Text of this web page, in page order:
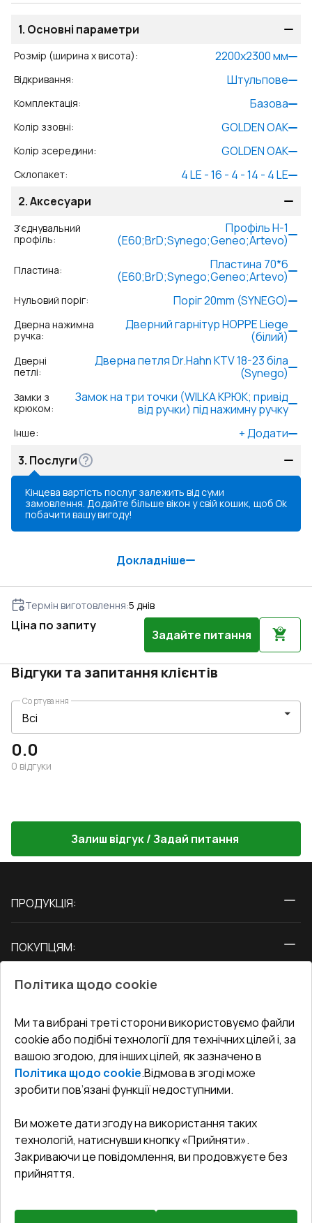
1. Основні параметри
Розмір (ширина x висота): 2200x2300мм
Відкривання: Штульпове
Комплектація: Базова
Колір ззовні: GOLDEN OAK
Колір зсередини: GOLDEN OAK
Склопакет:
4 LE - 16 - 4 - 14 - 4 LE
2.Аксесуари
З'єднувальний
профіль:
Профіль Н-1
(E60;BrD;Synego;Geneo;Artevo)
Пластина:
Пластина 70*6
(E60;BrD;Synego;Geneo;Artevo)
Нульовий поріг: Поріг 20mm (SYNEGO)
Дверна нажимна
ручка:
Дверний гарнітур HOPPE Liege
(білий)
Дверні
петлі:
Дверна петля Dr.Hahn KTV 18-23 біла
(Synego)
Замки з
крюком:
Замок на три точки (WILKA КРЮК; привід
від ручки) під нажимну ручку
Інше: +Додати
3. Послуги
Кінцева вартість послуг залежить від суми
замовлення. Додайте більше вікон у свій кошик, щоб
побачити вашу вигоду!
Ok
Докладніше
Термін виготовлення:5 днів
Ціна по запиту
Задайте питання
Відгуки та запитання клієнтів
0.0
0 відгуки
Сортування
Залиш відгук / Задай питання
ПРОДУКЦІЯ:
Двері
ПОКУПЦЯМ:
Блог
Адреса гіпермаркета
Як правильно заміряти вікна
СЕРВІС ТА ОБЛУГОВУВАННЯ:
Доставка і Оплата
Гарантія та Сервіс
Повернення товару
Договір публічної оферти
КОНТАКТИ
Офіс:Україна, м. Вінниця, вул. Келецька 60 кв. 61
undefined(undefined)
Політика щодо cookie
Ми та вибрані треті сторони використовуємо файли
cookie або подібні технології для технічних цілей і, за
вашою згодою, для інших цілей, як зазначено в
Політика щодо cookie.Відмова в згоді може
зробити пов’язані функції недоступними.
Ви можете дати згоду на використання таких
технологій, натиснувши кнопку «Прийняти».
Закриваючи це повідомлення, ви продовжуєте без
прийняття.